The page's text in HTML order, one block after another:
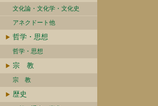
文化論・文化学・文化史
アネクドート他
哲学・思想
哲学・思想
宗 教
宗 教
歴史